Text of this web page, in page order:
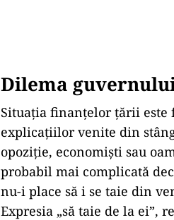
Dilema
Situația finanțelor țării este
explicațiilor venite din
opoziție, economiști sau
probabil mai complicată
nu-i place să i se taie din
Expresia „să taie de la ei”,